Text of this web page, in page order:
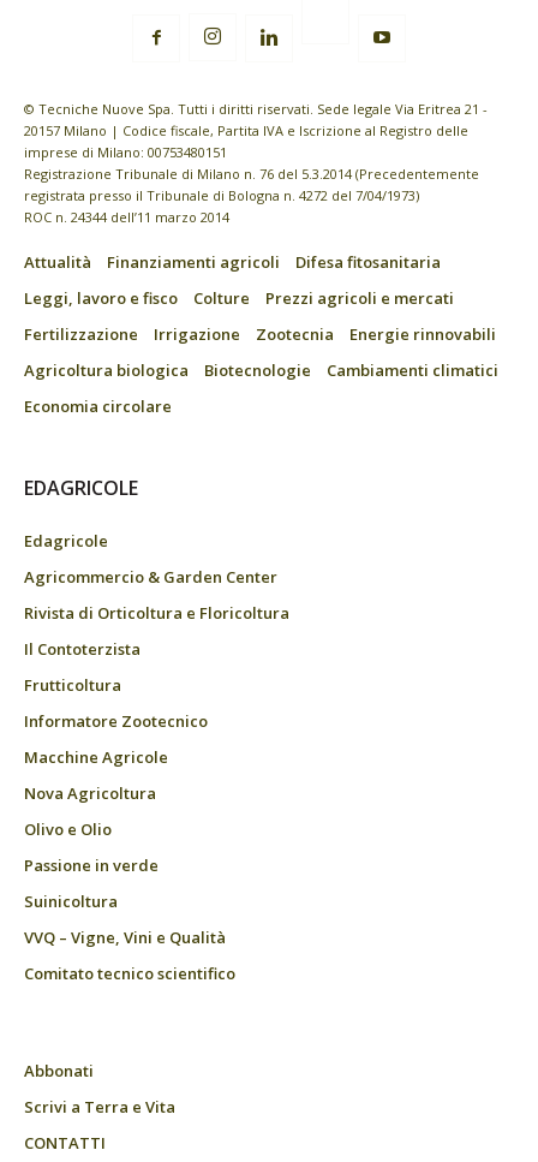
© Tecniche Nuove Spa. Tutti i diritti riservati. Sede legale Via Eritrea 21 -
20157 Milano | Codice fiscale, Partita IVA e Iscrizione al Registro delle
imprese di Milano: 00753480151
Registrazione Tribunale di Milano n. 76 del 5.3.2014 (Precedentemente
registrata presso il Tribunale di Bologna n. 4272 del 7/04/1973)
ROC n. 24344 dell’11 marzo 2014
Attualità Finanziamenti agricoli
Difesa fitosanitaria
Leggi, lavoro e fisco
Colture
Prezzi agricoli e mercati
Fertilizzazione
Irrigazione Zootecnia
Energie rinnovabili
Agricoltura biologica
Biotecnologie
Cambiamenti climatici
Economia circolare
EDAGRICOLE
Edagricole
Agricommercio & Garden Center
Rivista di Orticoltura e Floricoltura
Il Contoterzista
Frutticoltura
Informatore Zootecnico
Macchine Agricole
Nova Agricoltura
Olivo e Olio
Passione in verde
Suinicoltura
VVQ – Vigne, Vini e Qualità
Comitato tecnico scientifico
Abbonati
Scrivi a Terra e Vita
CONTATTI